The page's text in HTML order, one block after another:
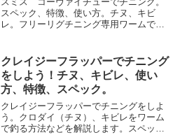
スペック、特徴、使い方。チヌ、キビ
レ。フリーリグチニング専用ワームで
クレイジーフラッパーでチニング
をしよう！チヌ、キビレ、使い
方、特徴、スペック。
クレイジーフラッパーでチニングをしよ
う。クロダイ（チヌ）、キビレをワーム
で釣る方法などを解説します。スペッ